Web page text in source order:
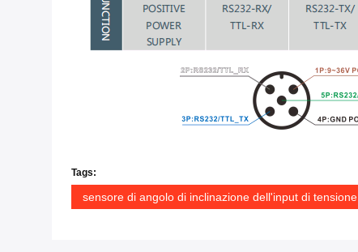
Tags:
sensore di angolo di inclinazione dell'input di tensione